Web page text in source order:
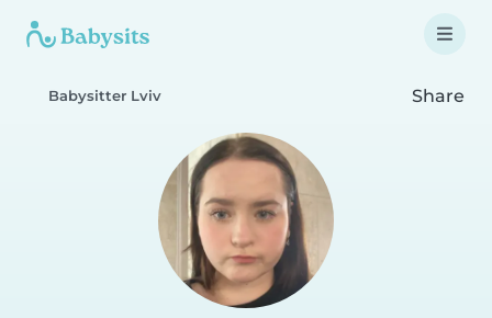
Babysitter Lviv Share